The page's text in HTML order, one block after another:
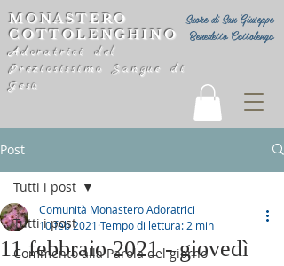
Suore di San Giuseppe
Benedetto Cottolengo
MONASTERO
COTTOLENGHINO
Adoratrici del
Preziosissimo Sangue di
Gesù
Post
Tutti i post
Commento alla Parola del giorno
Tutti i post
11 febbraio 2021 - giovedì
Comunità Monastero Adoratrici
10 feb 2021 Tempo di lettura: 2 min